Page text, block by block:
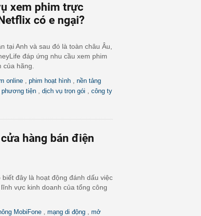
xem phim trực
có e ngại?
tại Anh và sau đó là toàn châu Âu,
đáp ứng nhu cầu xem phim
hãng.
online phim hoạt hình
nền tảng
phương tiện dịch vụ trọn gói
công ty
hàng bán điện
đây là hoạt động đánh dấu việc
vực kinh doanh của tổng công
MobiFone mạng di động
mở